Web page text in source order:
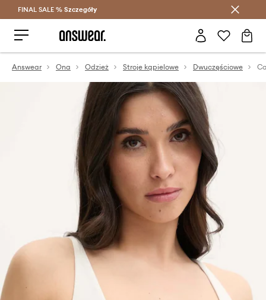
Oszczędzaj z Answear Club >
FINAL SALE % Szczegóły
Answear Ona Odzież Stroje kąpielowe Dwuczęściowe